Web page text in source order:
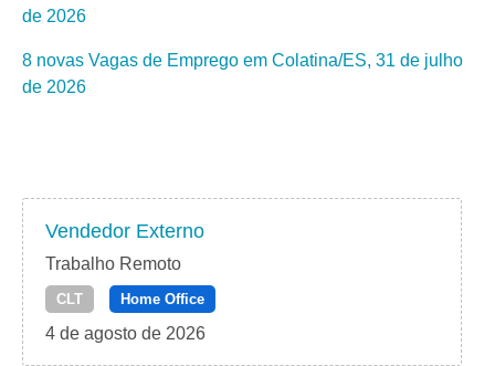
de 2026
8 novas Vagas de Emprego em Colatina/ES, 31 de julho
de 2026
Vendedor Externo
Trabalho Remoto
CLT Home Office
4 de agosto de 2026